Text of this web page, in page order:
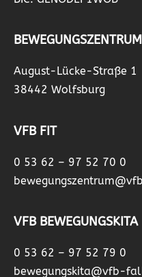
BEWEGUNGSZENTRUM
August-Lücke-Straße 1
38442 Wolfsburg
VFB FIT
0 53 62 – 97 52 70 0
VFB BEWEGUNGSKITA
0 53 62 – 97 52 79 0
bewegungskita@vfb-